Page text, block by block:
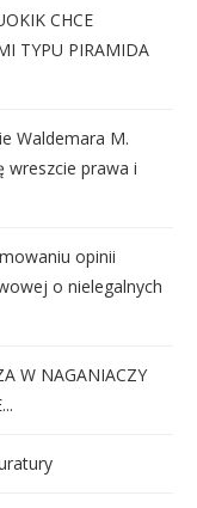
CHCE
TYPU PIRAMIDA
Waldemara M.
wreszcie prawa i
opinii
o nielegalnych
W NAGANIACZY